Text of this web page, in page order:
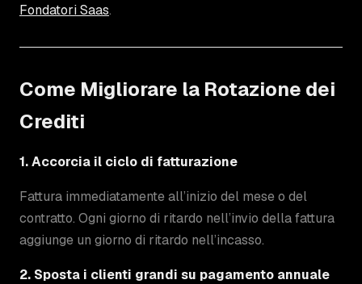
Fondatori Saas.
Come Migliorare la Rotazione dei
Crediti
1. Accorcia il ciclo di fatturazione
Fattura immediatamente all’inizio del mese o del
contratto. Ogni giorno di ritardo nell’invio della fattura
aggiunge un giorno di ritardo nell’incasso.
2. Sposta i clienti grandi su pagamento annuale